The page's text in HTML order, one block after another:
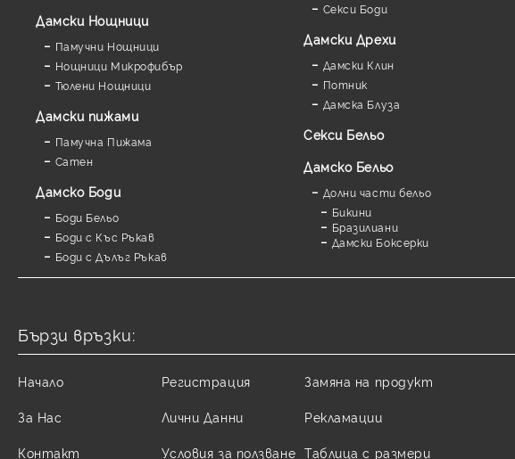
Дамски Нощници
Памучни Нощници
Нощници Микрофибър
Тюлени Нощници
Дамски пижами
Памучна Пижама
Сатен
Дамскo Боди
Боди Бельо
Боди с Къс Ръкав
Боди с Дълъг Ръкав
Секси Боди
Дамски Дрехи
Дамски Клин
Потник
Дамска Блуза
Секси Бельо
Дамско Бельо
Долни части бельо
Бикини
Бразилиани
Дамски Боксерки
Бързи връзки:
Начало
За Нас
Контакт
Регистрация
Лични Данни
Условия за ползване
Замяна на продукт
Рекламации
Таблица с размери